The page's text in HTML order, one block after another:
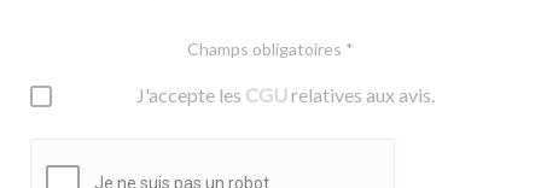
Champs obligatoires *
J'accepte les CGUrelatives aux avis.